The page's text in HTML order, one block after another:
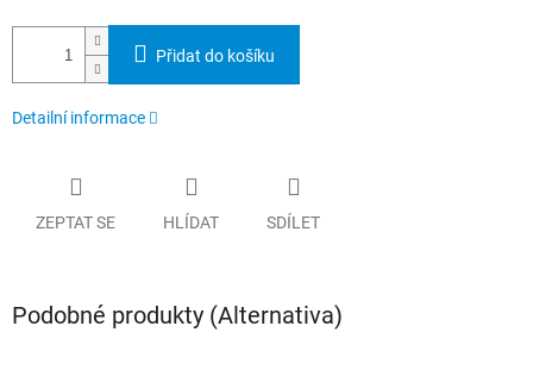
Přidat do košíku
Detailní informace
ZEPTAT SE HLÍDAT SDÍLET
Podobné produkty (Alternativa)